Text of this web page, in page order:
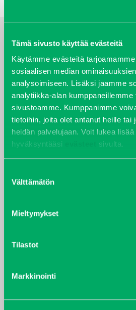
Tämä sivusto käyttää evästeitä
Käytämme evästeitä
sosiaalisen median
analysoimiseen. Lisäksi jaamme
analytiikka-alan
sivustoamme. Kumppanimme
tietoihin, joita olet antanut heille
heidän palvelujaan. Voit lukea
hyväksyntääsi
sivulta.
valinta
Välttämätön
Mieltymykset
Tilastot
Markkinointi
YHTEYSTIEDOT
VARAOSAT
Varaosat
Puh 020 7458 686
varaosat@j-trading.fi